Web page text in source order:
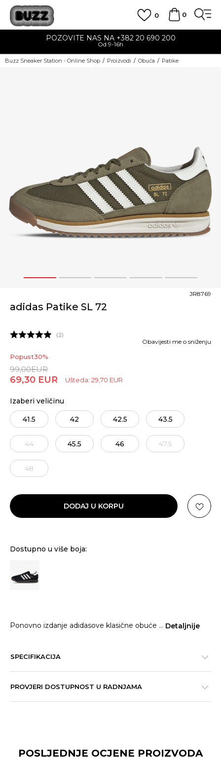
0
0
POZOVITE NAS NA +382 20 690 200
Od 9-16h
Buzz Sneaker Station - Online Shop Proizvodi Obuća Patike
1 2 3 4 5
adidas Patike SL 72
JR8769
2
Popust30%
99,00EUR
69,30 EUR Ušteda: 29,70 EUR
Obavijesti me o sniženju
Izaberi veličinu
41.5 42 42.5 43.5
44 45.5 46 47.5
48
DODAJ U KORPU
Dostupno u više boja:
Ponovno izdanje adidasove klasične obuće ... Detaljnije
SPECIFIKACIJA
PROVJERI DOSTUPNOST U RADNJAMA
POSLJEDNJE OCJENE PROIZVODA